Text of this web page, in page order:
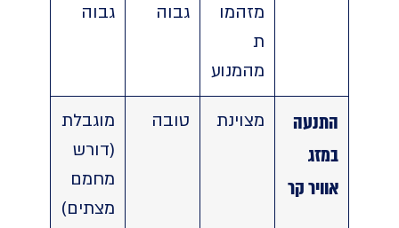
מזהמו
מהמנוע
גבוה
התנעה
אוויר קר
מצוינת טובה
מוגבלת
(דורש
מחמם
מצתים)